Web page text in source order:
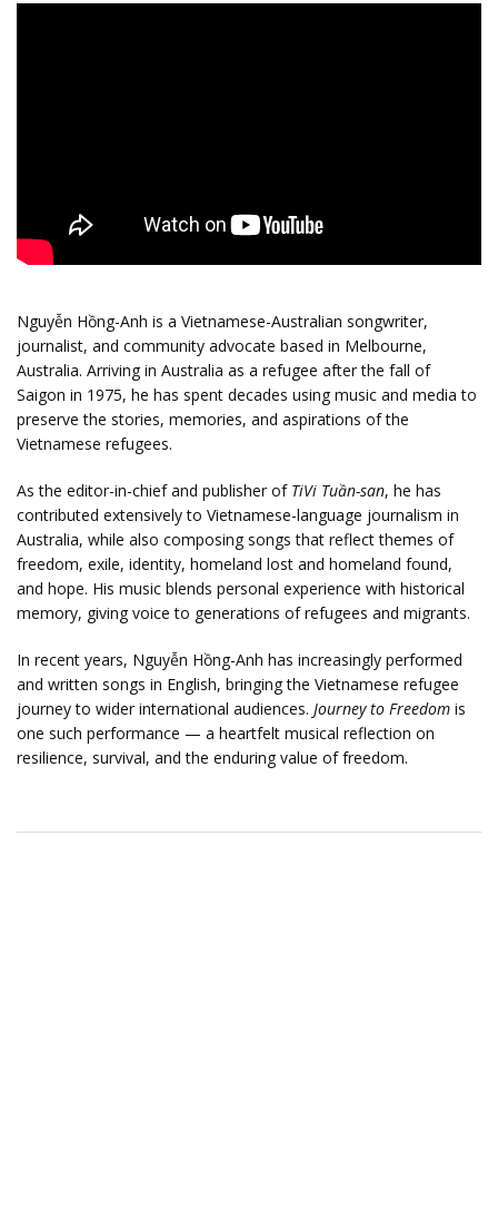
Nguyễn Hồng-Anh is a Vietnamese-Australian songwriter,
journalist, and community advocate based in Melbourne,
Australia. Arriving in Australia as a refugee after the fall of
Saigon in 1975, he has spent decades using music and media to
preserve the stories, memories, and aspirations of the
Vietnamese refugees.
As the editor-in-chief and publisher of TiVi Tuần-san, he has
contributed extensively to Vietnamese-language journalism in
Australia, while also composing songs that reflect themes of
freedom, exile, identity, homeland lost and homeland found,
and hope. His music blends personal experience with historical
memory, giving voice to generations of refugees and migrants.
In recent years, Nguyễn Hồng-Anh has increasingly performed
and written songs in English, bringing the Vietnamese refugee
journey to wider international audiences. Journey to Freedom is
one such performance — a heartfelt musical reflection on
resilience, survival, and the enduring value of freedom.